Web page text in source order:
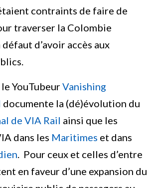
contraints de faire de
traverser la Colombie
d’avoir accès aux
YouTubeurVanishing
documente la (dé)évolution du
de VIA Rail ainsi que les
dans les Maritimes et dans
. Pour ceux et celles d’entre
en faveur d’une expansion du